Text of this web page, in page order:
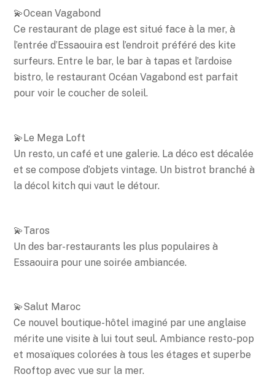
💫Ocean Vagabond
Ce restaurant de plage est situé face à la mer, à
l’entrée d’Essaouira est l’endroit préféré des kite
surfeurs. Entre le bar, le bar à tapas et l’ardoise
bistro, le restaurant Océan Vagabond est parfait
pour voir le coucher de soleil.
💫Le Mega Loft
Un resto, un café et une galerie. La déco est décalée
et se compose d’objets vintage. Un bistrot branché à
la décol kitch qui vaut le détour.
💫Taros
Un des bar-restaurants les plus populaires à
Essaouira pour une soirée ambiancée.
💫Salut Maroc
Ce nouvel boutique-hôtel imaginé par une anglaise
mérite une visite à lui tout seul. Ambiance resto-pop
et mosaïques colorées à tous les étages et superbe
Rooftop avec vue sur la mer.